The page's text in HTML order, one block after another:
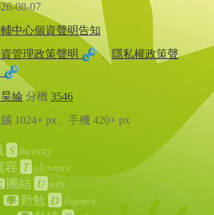
08-07
中心個資聲明告知
管理政策聲明 、 隱私權政策聲
綸 分機 3546
1024+ px、手機 420+ px
S incerity
容 T olerance
團結 U nity
學 勤勉 D iligence